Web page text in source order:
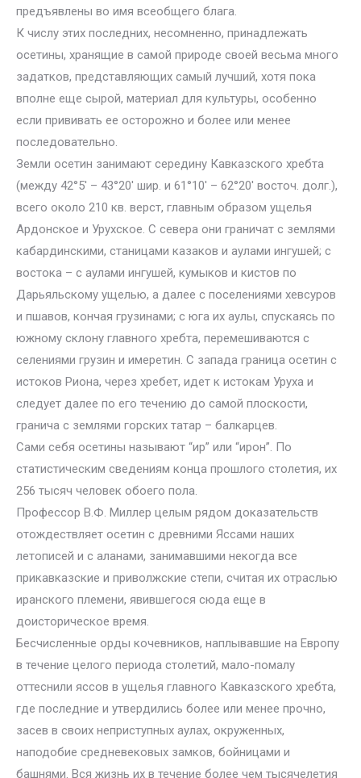
предъявлены во имя всеобщего блага.
К числу этих последних, несомненно, принадлежать
осетины, хранящие в самой природе своей весьма много
задатков, представляющих самый лучший, хотя пока
вполне еще сырой, материал для культуры, особенно
если прививать ее осторожно и более или менее
последовательно.
Земли осетин занимают середину Кавказского хребта
(между 42°5′ – 43°20′ шир. и 61°10′ – 62°20′ восточ. долг.),
всего около 210 кв. верст, главным образом ущелья
Ардонское и Урухское. С севера они граничат с землями
кабардинскими, станицами казаков и аулами ингушей; с
востока – с аулами ингушей, кумыков и кистов по
Дарьяльскому ущелью, а далее с поселениями хевсуров
и пшавов, кончая грузинами; с юга их аулы, спускаясь по
южному склону главного хребта, перемешиваются с
селениями грузин и имеретин. С запада граница осетин с
истоков Риона, через хребет, идет к истокам Уруха и
следует далее по его течению до самой плоскости,
гранича с землями горских татар – балкарцев.
Сами себя осетины называют “ир” или “ирон”. По
статистическим сведениям конца прошлого столетия, их
256 тысяч человек обоего пола.
Профессор В.Ф. Миллер целым рядом доказательств
отождествляет осетин с древними Яссами наших
летописей и с аланами, занимавшими некогда все
прикавказские и приволжские степи, считая их отраслью
иранского племени, явившегося сюда еще в
доисторическое время.
Бесчисленные орды кочевников, наплывавшие на Европу
в течение целого периода столетий, мало-помалу
оттеснили яссов в ущелья главного Кавказского хребта,
где последние и утвердились более или менее прочно,
засев в своих неприступных аулах, окруженных,
наподобие средневековых замков, бойницами и
башнями. Вся жизнь их в течение более чем тысячелетия